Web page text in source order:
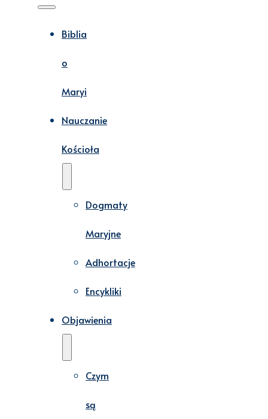
Biblia
o
Maryi
Nauczanie
Kościoła
Dogmaty
Maryjne
Adhortacje
Encykliki
Objawienia
Czym
są